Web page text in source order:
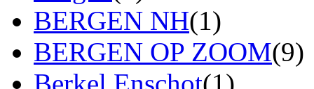
BERGEN NH(1)
BERGEN OP ZOOM(9)
Berkel Enschot(1)